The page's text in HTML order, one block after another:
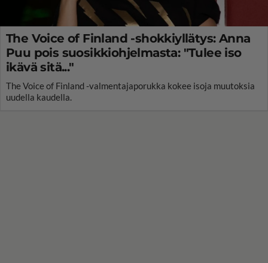
The Voice of Finland -shokkiyllätys: Anna
Puu pois suosikkiohjelmasta: "Tulee iso
ikävä sitä..."
The Voice of Finland -valmentajaporukka kokee isoja muutoksia
uudella kaudella.